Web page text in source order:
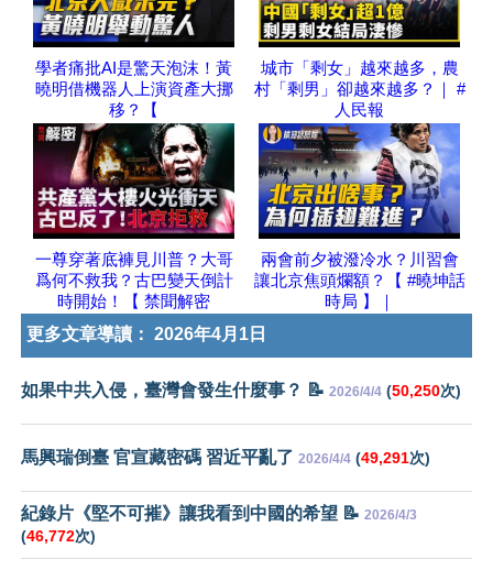
學者痛批AI是驚天泡沫！黃
曉明借機器人上演資產大挪
移？【
城市「剩女」越來越多，農
村「剩男」卻越來越多？｜ #
人民報
一尊穿著底褲見川普？大哥
爲何不救我？古巴變天倒計
時開始！【 禁聞解密
兩會前夕被潑冷水？川習會
讓北京焦頭爛額？【 #曉坤話
時局 】｜
更多文章導讀： 2026年4月1日
如果中共入侵，臺灣會發生什麼事？ 📝 2026/4/4 (50,250次)
馬興瑞倒臺 官宣藏密碼 習近平亂了 2026/4/4 (49,291次)
紀錄片《堅不可摧》讓我看到中國的希望 📝 2026/4/3
(46,772次)